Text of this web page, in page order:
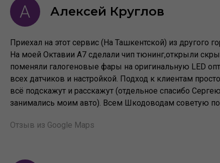
Приехал на этот сервис (На Ташкентской) из другого
На моей Октавии А7 сделали чип тюнинг,открыли
поменяли галогеновые фары на оригинальную LED
всех датчиков и настройкой. Подход к клиентам
всё подскажут и расскажут (отдельное спасибо
занимались моим авто). Всем Шкодоводам советую
Отзыв из Google Maps
Алексей Круглов